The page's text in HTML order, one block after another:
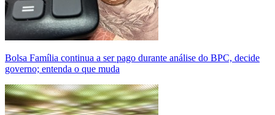
Bolsa Família continua a ser pago durante análise do BPC, decide
governo; entenda o que muda